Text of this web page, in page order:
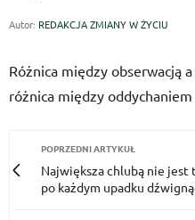
Autor: REDAKCJA ZMIANY W ŻYCIU
Różnica między obserwacją
różnica między
POPRZEDNI ARTYKUŁ
Największa chlubą nie jest
po każdym upadku